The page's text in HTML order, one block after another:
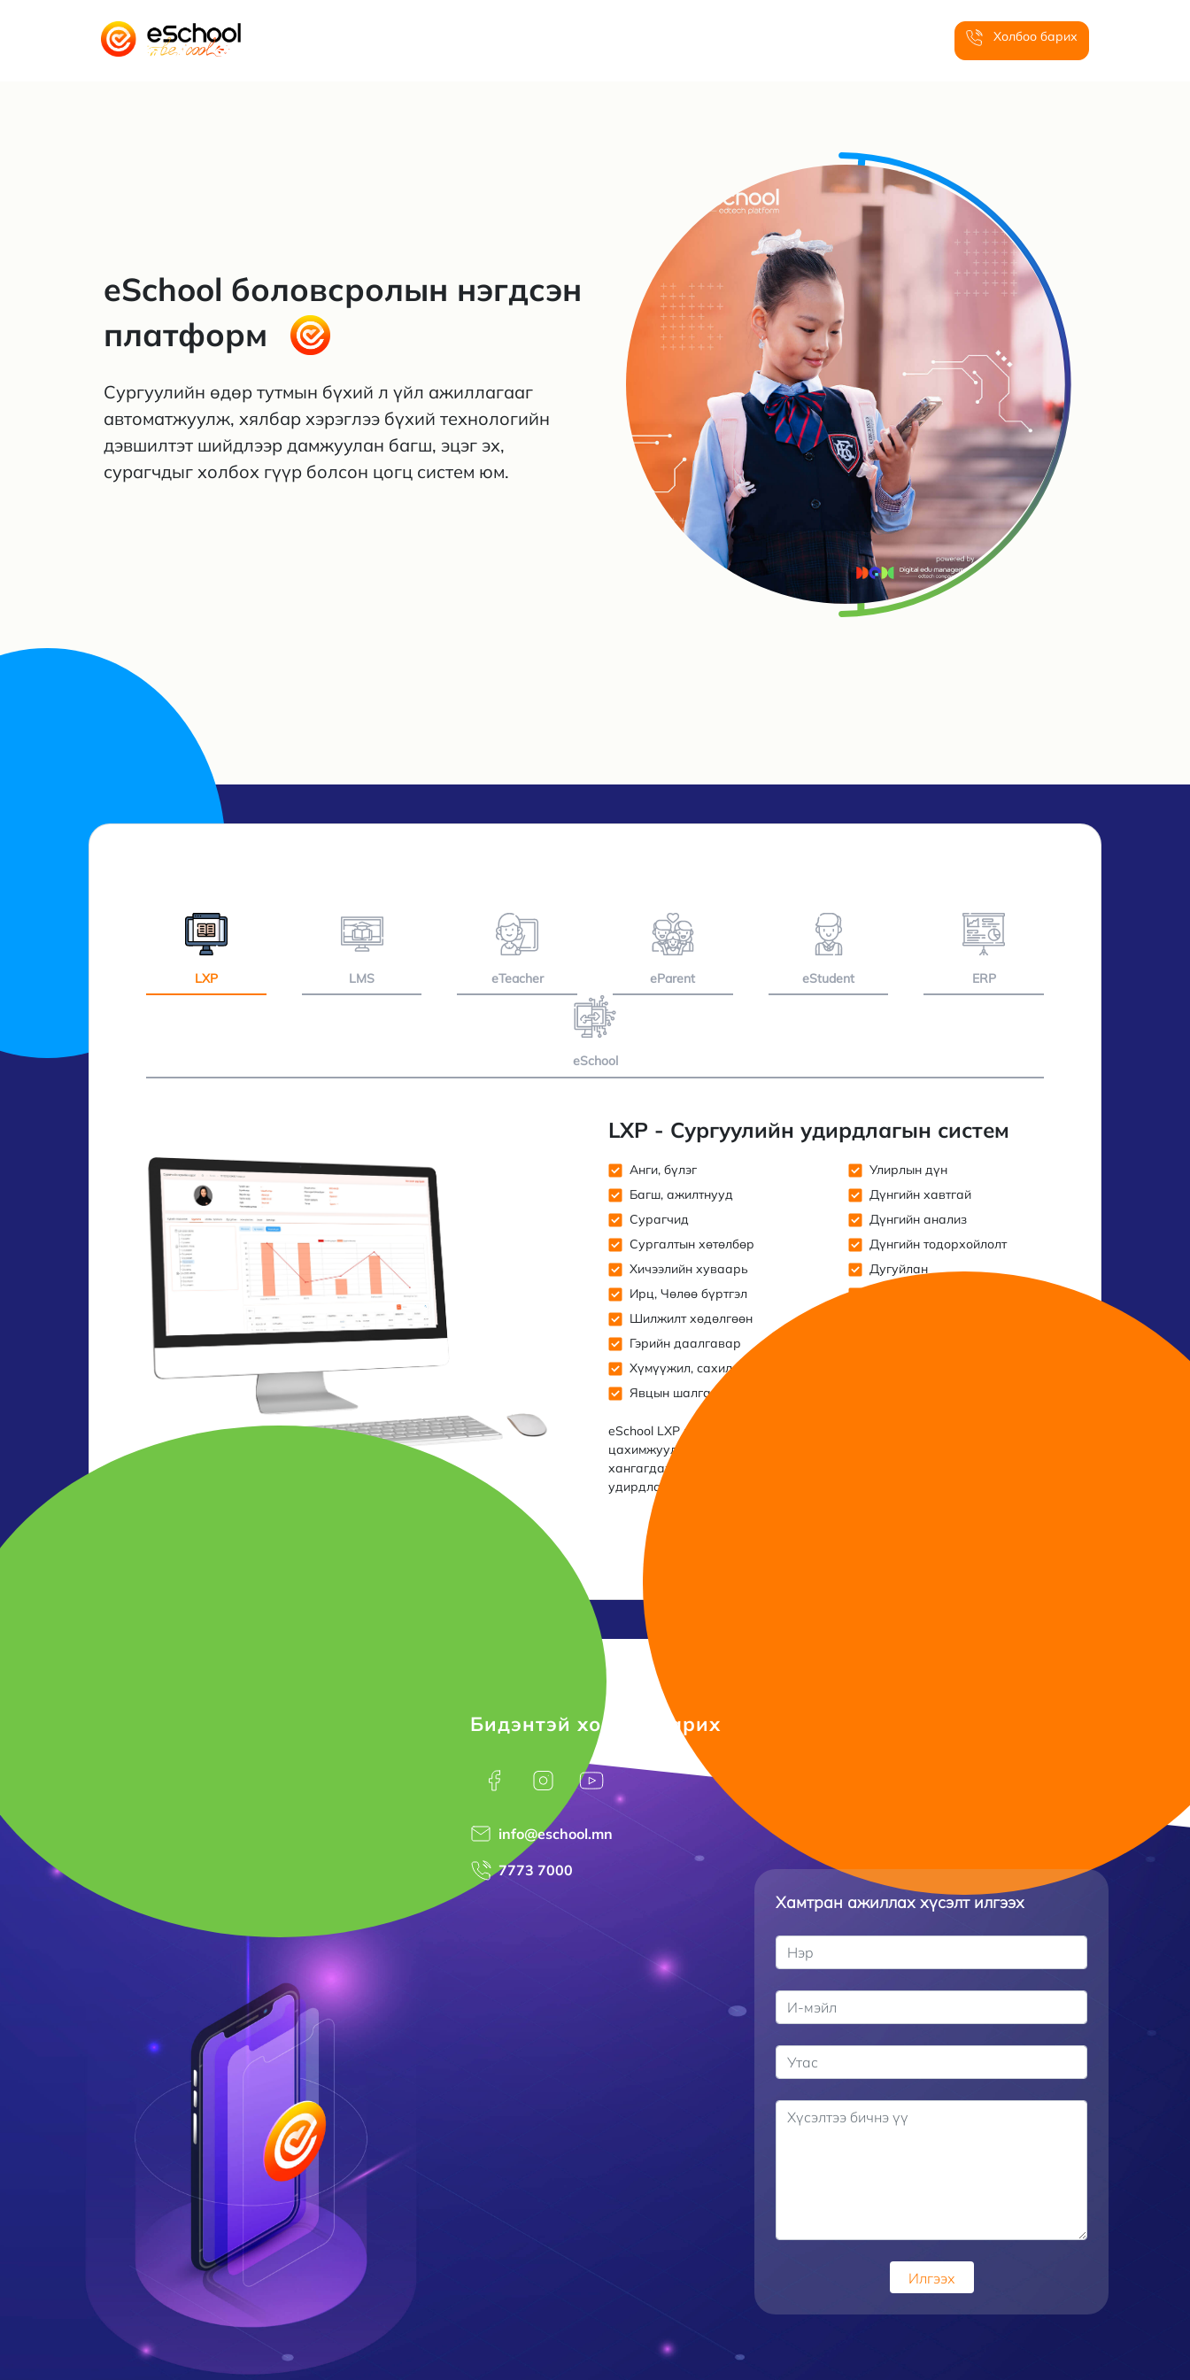
Холбоо барих
eSchool боловсролын нэгдсэн
платформ
Сургуулийн өдөр тутмын бүхий л үйл ажиллагааг
автоматжуулж, хялбар хэрэглээ бүхий технологийн
дэвшилтэт шийдлээр дамжуулан багш, эцэг эх,
сурагчдыг холбох гүүр болсон цогц систем юм.
LXP LMS eTeacher eParent eStudent ERP
eSchool
LXP - Сургуулийн удирдлагын систем
Анги, бүлэг
Улирлын дүн
Багш, ажилтнууд
Дүнгийн хавтгай
Сурагчид
Дүнгийн анализ
Сургалтын хөтөлбөр
Дүнгийн тодорхойлолт
Хичээлийн хуваарь
Дугуйлан
Ирц, Чөлөө бүртгэл
Шилжилт хөдөлгөөн
Гэрийн даалгавар
Хүмүүжил, сахилга бат
Явцын шалгалт
eSchool LXP нь суралцахуйн үйл ажиллагааны өдөр тутмын ажлыг
цахимжуулж, суралцах үйлд оролцогч талууд нэгдсэн мэдээллээр
хангагдаж, тэдгээрийн оролцоог хангахад чиглэсэн сургуулийн нэгдсэн
удирдлагын систем юм.
Бидэнтэй холбоо барих
info@eschool.mn
7773 7000
Хамтран ажиллах хүсэлт илгээх
Илгээх